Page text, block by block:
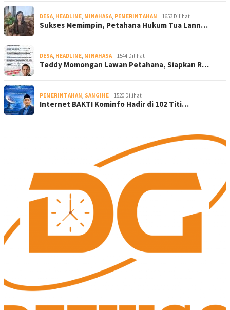
DESA, HEADLINE, MINAHASA, PEMERINTAHAN 1653 Dilihat
Sukses Memimpin, Petahana Hukum Tua Lann…
DESA, HEADLINE, MINAHASA 1544 Dilihat
Teddy Momongan Lawan Petahana, Siapkan R…
PEMERINTAHAN, SANGIHE 1520 Dilihat
Internet BAKTI Kominfo Hadir di 102 Titi…